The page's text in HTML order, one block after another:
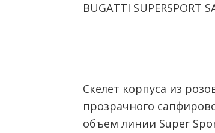
BUGATTI SUPERSPORT
Скелет корпуса из
прозрачного
объем линии Super